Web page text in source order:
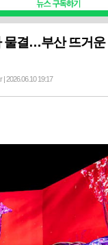
결…부산 뜨거운
2026.06.10 19:17